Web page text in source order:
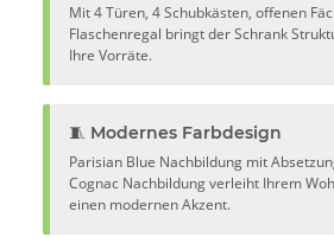
Mit 4 Türen, 4 Schubkästen, offenen
Flaschenregal bringt der Schrank
Ihre Vorräte.
🧵 Modernes Farbdesign
Parisian Blue Nachbildung mit
Cognac Nachbildung verleiht Ihrem
einen modernen Akzent.